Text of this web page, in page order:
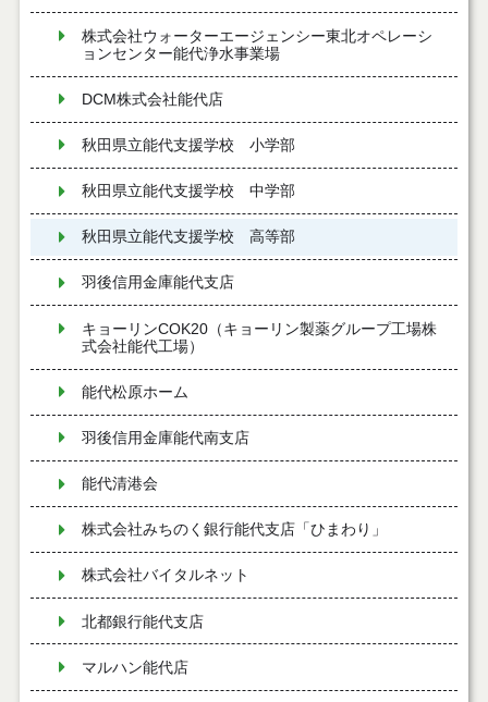
株式会社ウォーターエージェンシー東北オペレーシ
ョンセンター能代浄水事業場
DCM株式会社能代店
秋田県立能代支援学校 小学部
秋田県立能代支援学校 中学部
秋田県立能代支援学校 高等部
羽後信用金庫能代支店
キョーリンCOK20（キョーリン製薬グループ工場株
式会社能代工場）
能代松原ホーム
羽後信用金庫能代南支店
能代清港会
株式会社みちのく銀行能代支店「ひまわり」
株式会社バイタルネット
北都銀行能代支店
マルハン能代店